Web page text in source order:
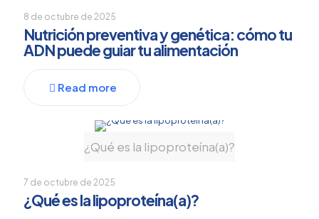
8 de octubre de 2025
Nutrición preventiva y genética: cómo tu
ADN puede guiar tu alimentación
Read more
¿Qué es la lipoproteína(a)?
7 de octubre de 2025
¿Qué es la lipoproteína(a)?